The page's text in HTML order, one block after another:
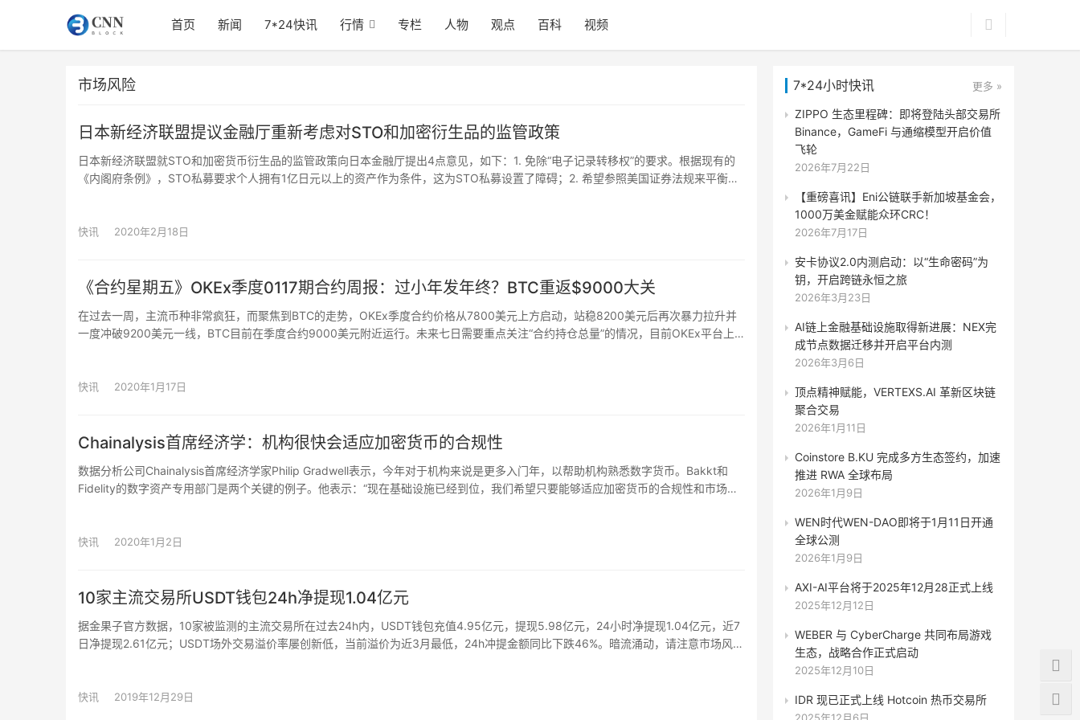
首页 新闻 7*24快讯 行情 专栏 人物 观点 百科 视频
市场风险
日本新经济联盟提议金融厅重新考虑对STO和加密衍生品的监管政策
日本新经济联盟就STO和加密货币衍生品的监管政策向日本金融厅提出4点意见，如下：1. 免除“电子记录转移权”的要求。根据现有的
《内阁府条例》，STO私募要求个人拥有1亿日元以上的资产作为条件，这为STO私募设置了障碍；2. 希望参照美国证券法规来平衡系
快讯 2020年2月18日
《合约星期五》OKEx季度0117期合约周报：过小年发年终？BTC重返$9000大关
在过去一周，主流币种非常疯狂，而聚焦到BTC的走势，OKEx季度合约价格从7800美元上方启动，站稳8200美元后再次暴力拉升并
一度冲破9200美元一线，BTC目前在季度合约9000美元附近运行。未来七日需要重点关注“合约持仓总量”的情况，目前OKEx平台上
快讯 2020年1月17日
Chainalysis首席经济学：机构很快会适应加密货币的合规性
数据分析公司Chainalysis首席经济学家Philip Gradwell表示，今年对于机构来说是更多入门年，以帮助机构熟悉数字货币。Bakkt和
Fidelity的数字资产专用部门是两个关键的例子。他表示：“现在基础设施已经到位，我们希望只要能够适应加密货币的合规性和市场风
快讯 2020年1月2日
10家主流交易所USDT钱包24h净提现1.04亿元
据金果子官方数据，10家被监测的主流交易所在过去24h内，USDT钱包充值4.95亿元，提现5.98亿元，24小时净提现1.04亿元，近7
日净提现2.61亿元；USDT场外交易溢价率屡创新低，当前溢价为近3月最低，24h冲提金额同比下跌46%。暗流涌动，请注意市场风
快讯 2019年12月29日
7*24小时快讯 更多 »
ZIPPO 生态里程碑：即将登陆头部交易所
Binance，GameFi 与通缩模型开启价值
飞轮
2026年7月22日
【重磅喜讯】Eni公链联手新加坡基金会，
1000万美金赋能众环CRC！
2026年7月17日
安卡协议2.0内测启动：以“生命密码”为
钥，开启跨链永恒之旅
2026年3月23日
AI链上金融基础设施取得新进展：NEX完
成节点数据迁移并开启平台内测
2026年3月6日
顶点精神赋能，VERTEXS.AI 革新区块链
聚合交易
2026年1月11日
Coinstore B.KU 完成多方生态签约，加速
推进 RWA 全球布局
2026年1月9日
WEN时代WEN-DAO即将于1月11日开通
全球公测
2026年1月9日
AXI-AI平台将于2025年12月28正式上线
2025年12月12日
WEBER 与 CyberCharge 共同布局游戏
生态，战略合作正式启动
2025年12月10日
IDR 现已正式上线 Hotcoin 热币交易所